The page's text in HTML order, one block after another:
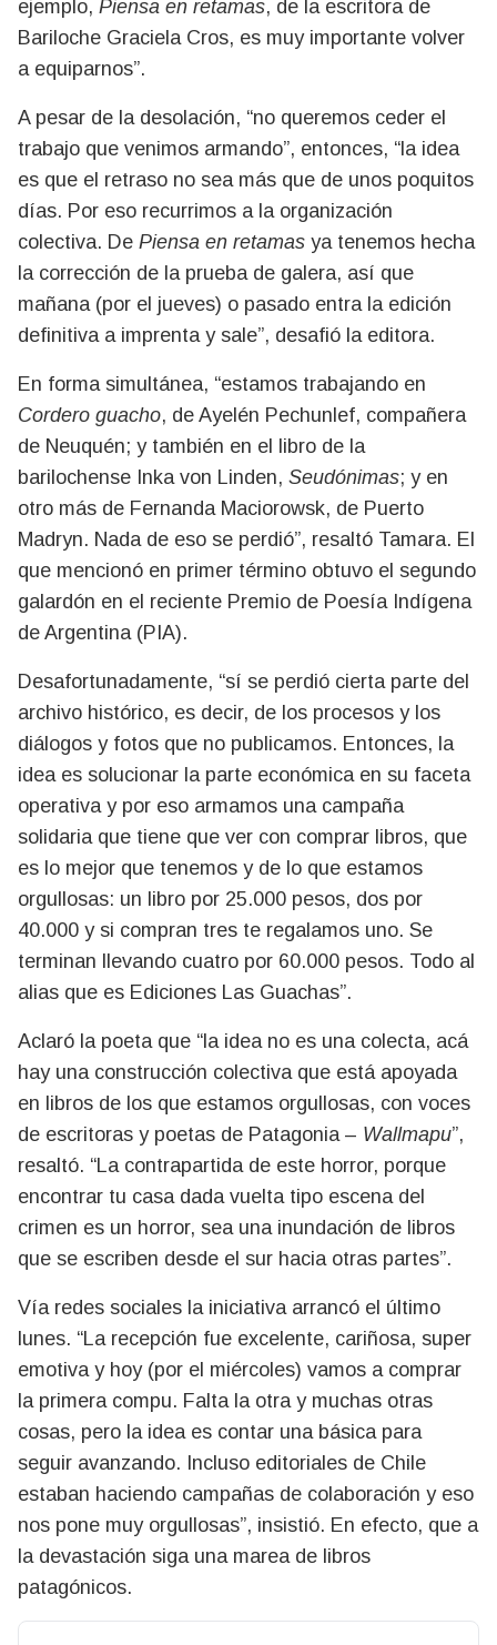
ejemplo, Piensa en retamas, de la escritora de
Bariloche Graciela Cros, es muy importante volver
a equiparnos”.
A pesar de la desolación, “no queremos ceder el
trabajo que venimos armando”, entonces, “la idea
es que el retraso no sea más que de unos poquitos
días. Por eso recurrimos a la organización
colectiva. De Piensa en retamas ya tenemos hecha
la corrección de la prueba de galera, así que
mañana (por el jueves) o pasado entra la edición
definitiva a imprenta y sale”, desafió la editora.
En forma simultánea, “estamos trabajando en
Cordero guacho, de Ayelén Pechunlef, compañera
de Neuquén; y también en el libro de la
barilochense Inka von Linden, Seudónimas; y en
otro más de Fernanda Maciorowsk, de Puerto
Madryn. Nada de eso se perdió”, resaltó Tamara. El
que mencionó en primer término obtuvo el segundo
galardón en el reciente Premio de Poesía Indígena
de Argentina (PIA).
Desafortunadamente, “sí se perdió cierta parte del
archivo histórico, es decir, de los procesos y los
diálogos y fotos que no publicamos. Entonces, la
idea es solucionar la parte económica en su faceta
operativa y por eso armamos una campaña
solidaria que tiene que ver con comprar libros, que
es lo mejor que tenemos y de lo que estamos
orgullosas: un libro por 25.000 pesos, dos por
40.000 y si compran tres te regalamos uno. Se
terminan llevando cuatro por 60.000 pesos. Todo al
alias que es Ediciones Las Guachas”.
Aclaró la poeta que “la idea no es una colecta, acá
hay una construcción colectiva que está apoyada
en libros de los que estamos orgullosas, con voces
de escritoras y poetas de Patagonia – Wallmapu”,
resaltó. “La contrapartida de este horror, porque
encontrar tu casa dada vuelta tipo escena del
crimen es un horror, sea una inundación de libros
que se escriben desde el sur hacia otras partes”.
Vía redes sociales la iniciativa arrancó el último
lunes. “La recepción fue excelente, cariñosa, super
emotiva y hoy (por el miércoles) vamos a comprar
la primera compu. Falta la otra y muchas otras
cosas, pero la idea es contar una básica para
seguir avanzando. Incluso editoriales de Chile
estaban haciendo campañas de colaboración y eso
nos pone muy orgullosas”, insistió. En efecto, que a
la devastación siga una marea de libros
patagónicos.